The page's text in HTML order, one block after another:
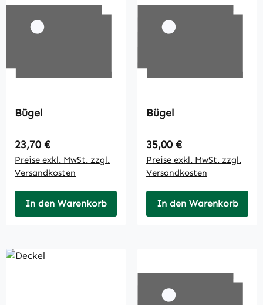
Bügel
Regulärer Preis:
23,70 €
Preise exkl. MwSt. zzgl.
Versandkosten
In den Warenkorb
Bügel
Regulärer Preis:
35,00 €
Preise exkl. MwSt. zzgl.
Versandkosten
In den Warenkorb